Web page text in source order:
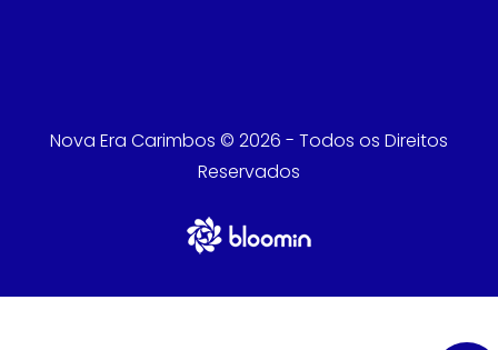
Nova Era Carimbos © 2026 - Todos os Direitos
Reservados